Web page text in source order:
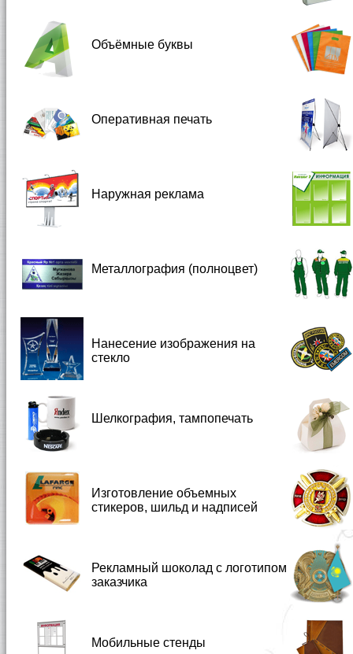
Объёмные буквы
Оперативная печать
Наружная реклама
Металлография (полноцвет)
Нанесение изображения на
стекло
Шелкография, тампопечать
Изготовление объемных
стикеров, шильд и надписей
Рекламный шоколад с логотипом
заказчика
Мобильные стенды